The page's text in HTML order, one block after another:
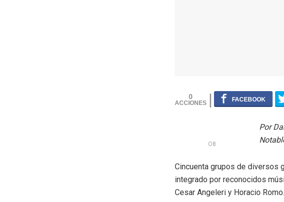
0
O8
Por
Cincuenta grupos de diversos
integrado por reconocidos
Cesar Angeleri y Horacio Romo.